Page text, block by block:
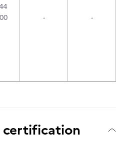
- -
certification